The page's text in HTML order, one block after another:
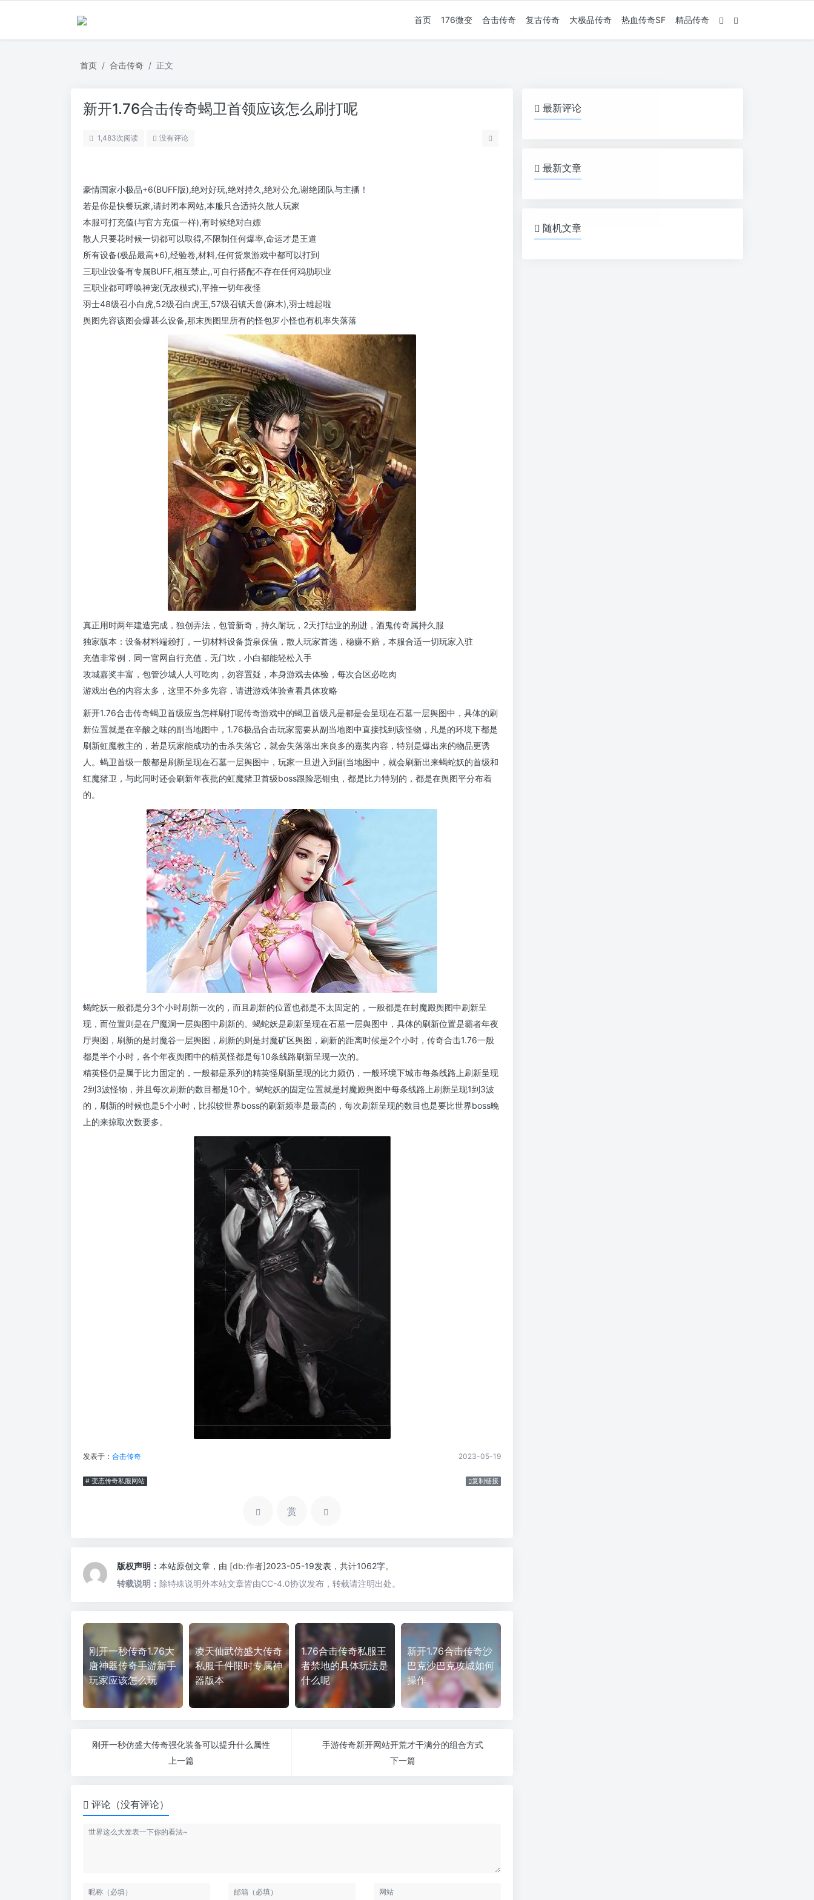
首页 176微变 合击传奇 复古传奇 大极品传奇 热血传奇SF 精品传奇
首页 合击传奇 正文
新开1.76合击传奇蝎卫首领应该怎么刷打呢
1,483次阅读 没有评论
豪情国家小极品+6(BUFF版),绝对好玩,绝对持久,绝对公允,谢绝团队与主播！
若是你是快餐玩家,请封闭本网站,本服只合适持久散人玩家
本服可打充值(与官方充值一样),有时候绝对白嫖
散人只要花时候一切都可以取得,不限制任何爆率,命运才是王道
所有设备(极品最高+6),经验卷,材料,任何货泉游戏中都可以打到
三职业设备有专属BUFF,相互禁止,,可自行搭配不存在任何鸡肋职业
三职业都可呼唤神宠(无敌模式),平推一切年夜怪
羽士48级召小白虎,52级召白虎王,57级召镇天兽(麻木),羽士雄起啦
舆图先容该图会爆甚么设备,那末舆图里所有的怪包罗小怪也有机率失落落
真正用时两年建造完成，独创弄法，包管新奇，持久耐玩，2天打结业的别进，酒鬼传奇属持久服
独家版本：设备材料端赖打，一切材料设备货泉保值，散人玩家首选，稳赚不赔，本服合适一切玩家入驻
充值非常例，同一官网自行充值，无门坎，小白都能轻松入手
攻城嘉奖丰富，包管沙城人人可吃肉，勿容置疑，本身游戏去体验，每次合区必吃肉
游戏出色的内容太多，这里不外多先容，请进游戏体验查看具体攻略
新开1.76合击传奇蝎卫首级应当怎样刷打呢传奇游戏中的蝎卫首级凡是都是会呈现在石墓一层舆图中，具体的刷
新位置就是在辛酸之味的副当地图中，1.76极品合击玩家需要从副当地图中直接找到该怪物，凡是的环境下都是
刷新虹魔教主的，若是玩家能成功的击杀失落它，就会失落落出来良多的嘉奖内容，特别是爆出来的物品更诱
人。蝎卫首级一般都是刷新呈现在石墓一层舆图中，玩家一旦进入到副当地图中，就会刷新出来蝎蛇妖的首级和
红魔猪卫，与此同时还会刷新年夜批的虹魔猪卫首级boss跟险恶钳虫，都是比力特别的，都是在舆图平分布着
的。
蝎蛇妖一般都是分3个小时刷新一次的，而且刷新的位置也都是不太固定的，一般都是在封魔殿舆图中刷新呈
现，而位置则是在尸魔洞一层舆图中刷新的。蝎蛇妖是刷新呈现在石墓一层舆图中，具体的刷新位置是霸者年夜
厅舆图，刷新的是封魔谷一层舆图，刷新的则是封魔矿区舆图，刷新的距离时候是2个小时，传奇合击1.76一般
都是半个小时，各个年夜舆图中的精英怪都是每10条线路刷新呈现一次的。
精英怪仍是属于比力固定的，一般都是系列的精英怪刷新呈现的比力频仍，一般环境下城市每条线路上刷新呈现
2到3波怪物，并且每次刷新的数目都是10个。蝎蛇妖的固定位置就是封魔殿舆图中每条线路上刷新呈现1到3波
的，刷新的时候也是5个小时，比拟较世界boss的刷新频率是最高的，每次刷新呈现的数目也是要比世界boss晚
上的来掠取次数要多。
发表于： 合击传奇 2023-05-19
# 变态传奇私服网站 复制链接
赏
版权声明： 本站原创文章，由 [db:作者]2023-05-19发表，共计1062字。
转载说明： 除特殊说明外本站文章皆由CC-4.0协议发布，转载请注明出处。
刚开一秒传奇1.76大
唐神器传奇手游新手
玩家应该怎么玩
凌天仙武仿盛大传奇
私服千件限时专属神
器版本
1.76合击传奇私服王
者禁地的具体玩法是
什么呢
新开1.76合击传奇沙
巴克沙巴克攻城如何
操作
刚开一秒仿盛大传奇强化装备可以提升什么属性
上一篇
手游传奇新开网站开荒才干满分的组合方式
下一篇
评论（没有评论）
最新评论
最新文章
随机文章